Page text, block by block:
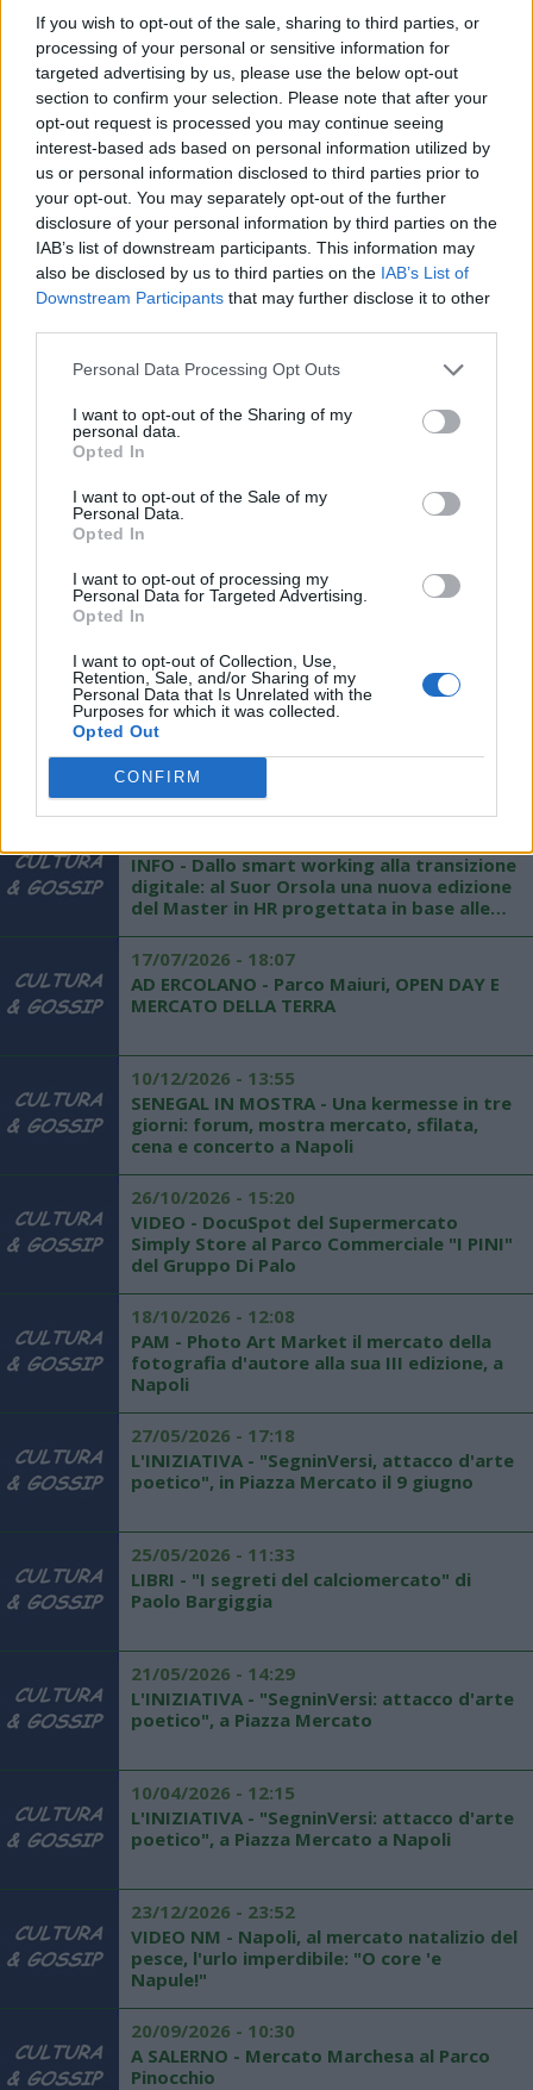
If you wish to opt-out of the sale, sharing to third parties, or
processing of your personal or sensitive information for
targeted advertising by us, please use the below opt-out
section to confirm your selection. Please note that after your
opt-out request is processed you may continue seeing
interest-based ads based on personal information utilized by
us or personal information disclosed to third parties prior to
your opt-out. You may separately opt-out of the further
disclosure of your personal information by third parties on the
IAB’s list of downstream participants. This information may
also be disclosed by us to third parties on the IAB’s List of
Downstream Participants that may further disclose it to other
Personal Data Processing Opt Outs
I want to opt-out of the Sharing of my
personal data.
Opted In
I want to opt-out of the Sale of my
Personal Data.
Opted In
I want to opt-out of processing my
Personal Data for Targeted Advertising.
Opted In
I want to opt-out of Collection, Use,
Retention, Sale, and/or Sharing of my
Personal Data that Is Unrelated with the
Purposes for which it was collected.
Opted Out
CONFIRM
A NAPOLI - Befana in piazza Mercato, Fiera
del giocattolo e della calza: dal 3 gennaio al
5 gennaio, gran finale con il concerto di
Valentina Stella
12/11/2026 - 07:45
IL PROGETTO - “Guida bene in piazza
Mercato”, presentazione al Trianon Viviani
29/09/2026 - 17:58
TV - "Il Grande Gioco", il teaser, su Sky e
NOW da novembre la nuova serie sul dietro
le quinte del calciomercato
11/09/2026 - 03:00
festeggia 20 anni e torna a Piazza Mercato,
Lina Sastri e Enzo Gragnaniello tra gli ospiti
il 16 e 17 settembre
A NAPOLI - "LE QUARTIERANE ARTIGIANE",
prima mostra mercato femminile nei
26/11/2026 - 20:17
LIBRI - "Notte Nera" di Giuseppe Petrarca,
Mercato San Severino
01/06/2026 - 16:54
Parco Maiuri, domenica 6 giugno
INFO - Dallo smart working alla transizione
digitale: al Suor Orsola una nuova edizione
del Master in HR progettata in base alle
17/07/2026 - 18:07
AD ERCOLANO - Parco Maiuri, OPEN DAY E
MERCATO DELLA TERRA
10/12/2026 - 13:55
SENEGAL IN MOSTRA - Una kermesse in tre
giorni: forum, mostra mercato, sfilata,
cena e concerto a Napoli
26/10/2026 - 15:20
VIDEO - DocuSpot del Supermercato
Simply Store al Parco Commerciale "I PINI"
del Gruppo Di Palo
18/10/2026 - 12:08
PAM - Photo Art Market il mercato della
fotografia d'autore alla sua III edizione, a
Napoli
27/05/2026 - 17:18
L'INIZIATIVA - "SegninVersi, attacco d'arte
poetico", in Piazza Mercato il 9 giugno
25/05/2026 - 11:33
LIBRI - "I segreti del calciomercato" di
Paolo Bargiggia
21/05/2026 - 14:29
L'INIZIATIVA - "SegninVersi: attacco d'arte
poetico", a Piazza Mercato
10/04/2026 - 12:15
L'INIZIATIVA - "SegninVersi: attacco d'arte
poetico", a Piazza Mercato a Napoli
23/12/2026 - 23:52
VIDEO NM - Napoli, al mercato natalizio del
pesce, l'urlo imperdibile: "O core 'e
Napule!"
20/09/2026 - 10:30
A SALERNO - Mercato Marchesa al Parco
Pinocchio